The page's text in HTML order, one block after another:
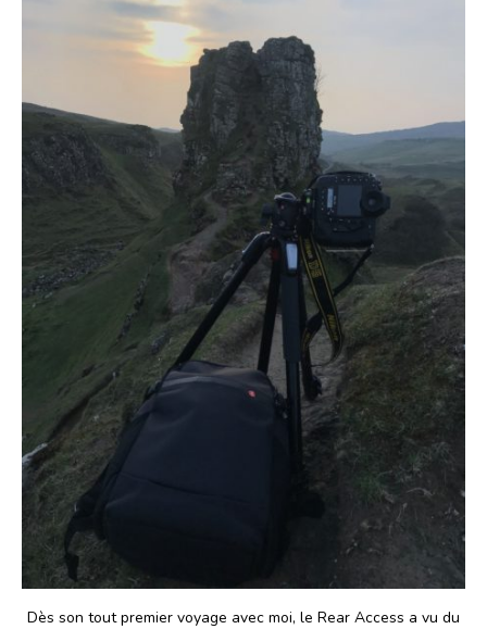
Dès son tout premier voyage avec moi, le Rear Access a vu du